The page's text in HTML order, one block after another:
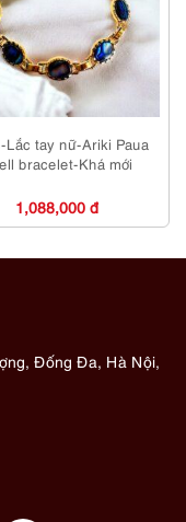
Lắc tay nữ-Ariki Paua
bracelet-Khá mới
1,088,000 đ
Đống Đa, Hà Nội,